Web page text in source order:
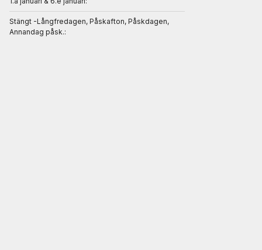
Stängt -Långfredagen, Påskafton, Påskdagen,
Annandag påsk.: